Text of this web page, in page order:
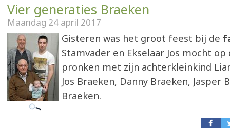
Vier generaties Braeken
Maandag 24 april 2017
Gisteren was het groot feest bij de
Stamvader en Ekselaar Jos mocht
pronken met zijn achterkleinkind
Jos Braeken, Danny Braeken, Jasper
Braeken.